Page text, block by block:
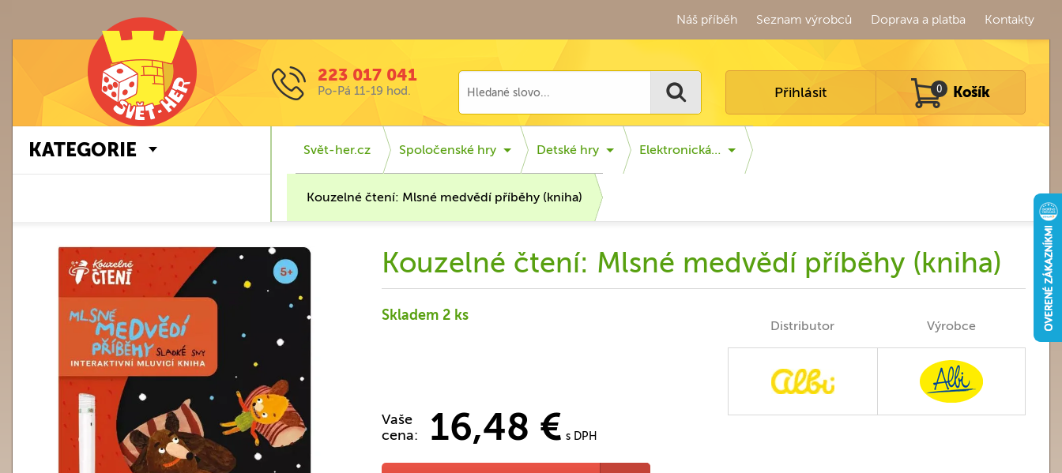
Náš příběh Seznam výrobců Doprava a platba Kontakty
223 017 041
Po-Pá 11-19 hod. Přihlásit 0 Košík
KATEGORIE Svět-her.cz Spoločenské hry Detské hry Elektronická…
Kouzelné čtení: Mlsné medvědí příběhy (kniha)
Kouzelné čtení: Mlsné medvědí příběhy (kniha)
Vaše
cena:
16,48 € s DPH
Skladem 2 ks
Distributor Výrobce